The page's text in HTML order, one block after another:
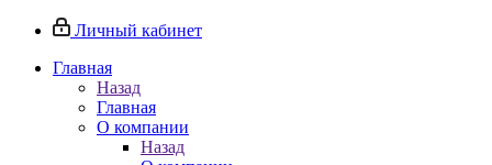
Личный кабинет
Главная
Назад
Главная
О компании
Назад